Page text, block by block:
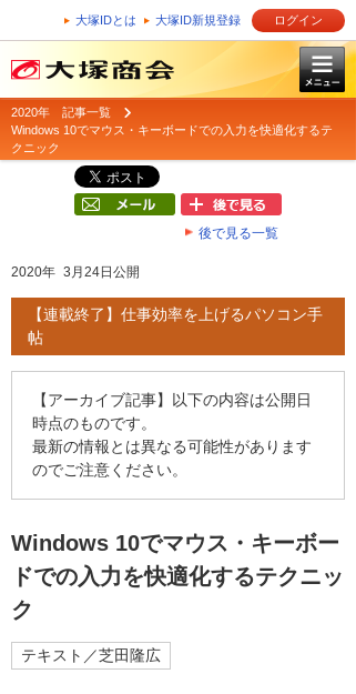
大塚IDとは 大塚ID新規登録 ログイン
2020年 記事一覧
Windows 10でマウス・キーボードでの入力を快適化するテ
クニック
後で見る一覧
2020年 3月24日公開
【連載終了】仕事効率を上げるパソコン手
帖
【アーカイブ記事】以下の内容は公開日
時点のものです。
最新の情報とは異なる可能性があります
のでご注意ください。
Windows 10でマウス・キーボー
ドでの入力を快適化するテクニッ
ク
テキスト／芝田隆広